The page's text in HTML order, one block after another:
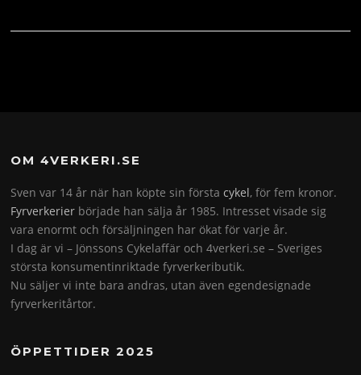
OM 4VERKERI.SE
Sven var 14 år när han köpte sin förstacykel, för fem kronor.
Fyrverkerier började han sälja år 1985. Intresset visade sig
vara enormt och försäljningen har ökat för varje år.
I dag är vi – Jönssons Cykelaffär och 4verkeri.se – Sveriges
största konsumentinriktade fyrverkeributik.
Nu säljer vi inte bara andras, utan även egendesignade
fyrverkeritårtor.
ÖPPETTIDER 2025